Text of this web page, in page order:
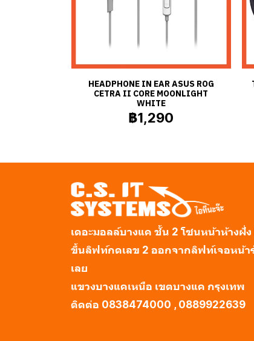
HEADPHONE IN EAR ASUS ROG
CETRA II CORE MOONLIGHT
WHITE
฿1,290
เดอะมอลล์บางแค ชั้น 2 โซนหน้าห้างฝั่ง
ขึ้นลิฟท์กดเลข 2 ออกจากลิฟท์เจอหน้า
เลย
แขวงบางแคเหนือ เขตบางแค กรุงเทพ
ติดต่อ 0838474000 , 0889922639